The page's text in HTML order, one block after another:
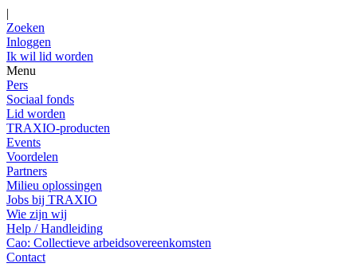
|
Zoeken
Inloggen
Ik wil lid worden
Menu
Pers
Sociaal fonds
Lid worden
TRAXIO-producten
Events
Voordelen
Partners
Milieu oplossingen
Jobs bij TRAXIO
Wie zijn wij
Help / Handleiding
Cao: Collectieve arbeidsovereenkomsten
Contact